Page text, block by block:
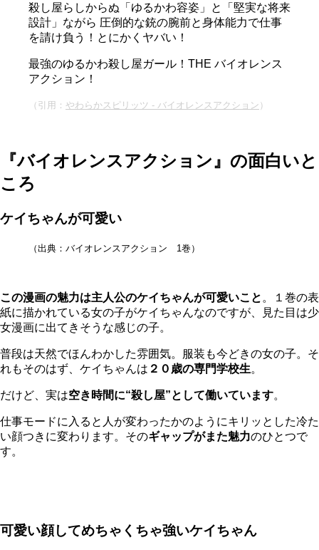
殺し屋らしからぬ「ゆるかわ容姿」と「堅実な将来
設計」ながら 圧倒的な銃の腕前と身体能力で仕事
を請け負う！とにかくヤバい！
最強のゆるかわ殺し屋ガール！THE バイオレンス
アクション！
（引用： やわらかスピリッツ - バイオレンスアクション ）
『バイオレンスアクション』の面白いと
ころ
ケイちゃんが可愛い
（出典：バイオレンスアクション 1巻）
この漫画の魅力は主人公のケイちゃんが可愛いこと 。１巻の表
紙に描かれている女の子がケイちゃんなのですが、見た目は少
女漫画に出てきそうな感じの子。
普段は天然でほんわかした雰囲気。服装も今どきの女の子。そ
れもそのはず、ケイちゃんは ２０歳の専門学校生。
だけど、実は空き時間に“殺し屋”として働いています。
仕事モードに入ると人が変わったかのようにキリッとした冷た
い顔つきに変わります。そのギャップがまた魅力のひとつで
す。
可愛い顔してめちゃくちゃ強いケイちゃん